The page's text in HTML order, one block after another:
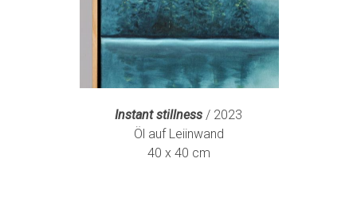
Instant stillness / 2023
Öl auf Leiinwand
40 x 40 cm